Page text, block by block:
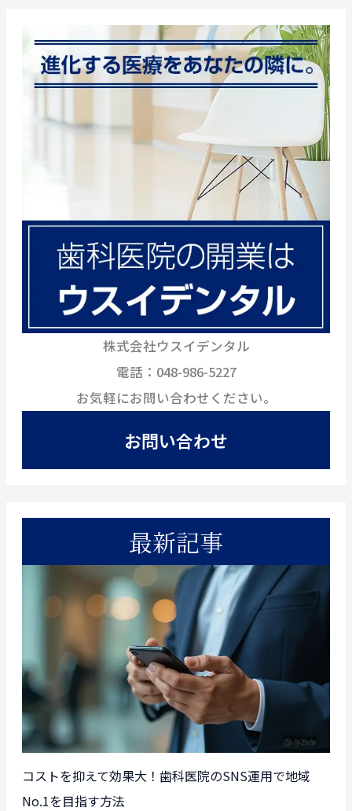
株式会社ウスイデンタル
電話：048-986-5227
お気軽にお問い合わせください。
お問い合わせ
最新記事
コストを抑えて効果大！歯科医院のSNS運用で地域
No.1を目指す方法